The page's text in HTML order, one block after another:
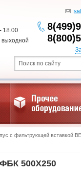
18.00
с фильтрующей вставкой
500Х250